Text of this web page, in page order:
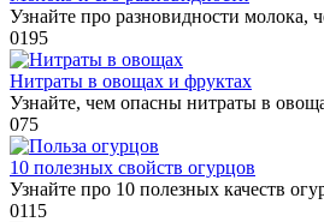
Узнайте про разновидности молока,
0195
Нитраты в овощах и фруктах
Узнайте, чем опасны нитраты в
075
10 полезных свойств огурцов
Узнайте про 10 полезных качеств
0115